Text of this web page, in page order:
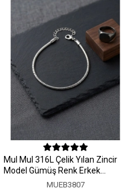
MuI MuI 316L Çelik Yılan Zincir
Model Gümüş Renk Erkek
MUEB3807